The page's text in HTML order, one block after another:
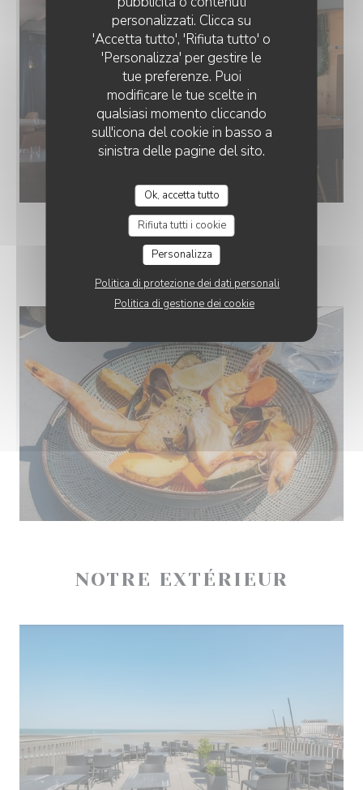
personalizzati. Clicca su
'Accetta tutto', 'Rifiuta tutto' o
'Personalizza' per gestire le
tue preferenze. Puoi
modificare le tue scelte in
qualsiasi momento cliccando
sull'icona del cookie in basso a
sinistra delle pagine del sito.
Ok, accetta tutto
Rifiuta tutti i cookie
Personalizza
Politica di protezione dei dati personali
Politica di gestione dei cookie
NOS ASSIETTES
NOTRE EXTÉRIEUR